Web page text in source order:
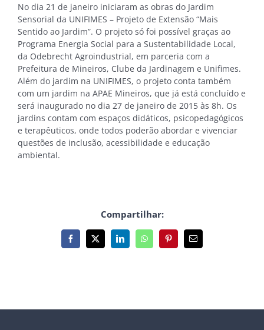
No dia 21 de janeiro iniciaram as obras do Jardim
Sensorial da UNIFIMES – Projeto de Extensão “Mais
Sentido ao Jardim”. O projeto só foi possível graças ao
Programa Energia Social para a Sustentabilidade Local,
da Odebrecht Agroindustrial, em parceria com a
Prefeitura de Mineiros, Clube da Jardinagem e Unifimes.
Além do jardim na UNIFIMES, o projeto conta também
com um jardim na APAE Mineiros, que já está concluído e
será inaugurado no dia 27 de janeiro de 2015 às 8h. Os
jardins contam com espaços didáticos, psicopedagógicos
e terapêuticos, onde todos poderão abordar e vivenciar
questões de inclusão, acessibilidade e educação
ambiental.
Compartilhar:
Facebook
X LinkedInWhatsAppPinterest
E-
mail